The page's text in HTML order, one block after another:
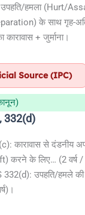
उपहति/हमला (Hurt/
के साथ गृह-
कारावास + जुर्माना।
Source (IPC)
332(d)
कारावास से दंडनीय
करने के लिए… (2 वर्ष /
332(d): उपहति/हमले की